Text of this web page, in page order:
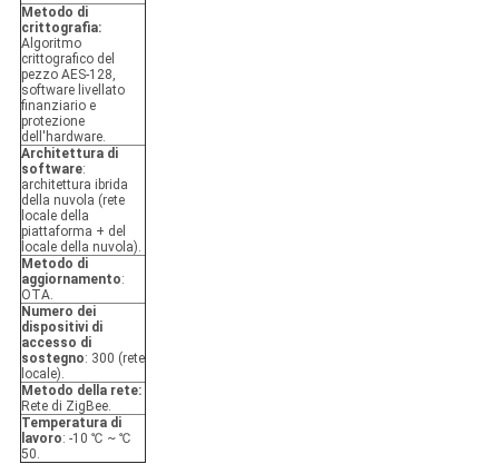
Metodo di
crittografia:
Algoritmo
crittografico del
pezzo AES-128,
software livellato
finanziario e
protezione
dell'hardware.
Architettura di
software:
architettura ibrida
della nuvola (rete
locale della
piattaforma + del
locale della nuvola).
Metodo di
aggiornamento:
OTA.
Numero dei
dispositivi di
accesso di
sostegno: 300 (rete
locale).
Metodo della rete:
Rete di ZigBee.
Temperatura di
lavoro: -10 ℃ ~ ℃
50.